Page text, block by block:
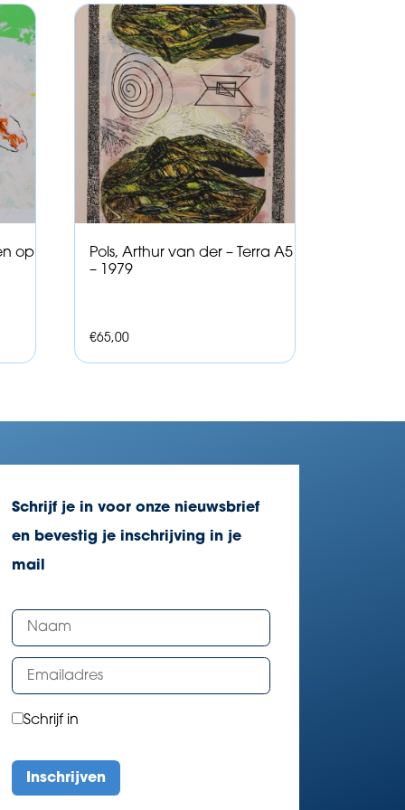
op
Pols, Arthur van der – Terra A5
– 1979
€65,00
Schrijf je in voor onze nieuwsbrief
en bevestig je inschrijving in je
mail
Schrijf in